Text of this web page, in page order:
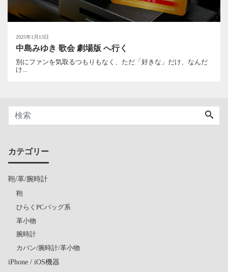
2025年1月13日
中島みゆき 歌会 劇場版 へ行く
別にファンを気取るつもりもなく、ただ「好きな」だけ、なんだ
け...
カテゴリー
鞄/革/腕時計
鞄
ひらくPCバッグ系
革小物
腕時計
カバン/腕時計/革小物
iPhone / iOS機器